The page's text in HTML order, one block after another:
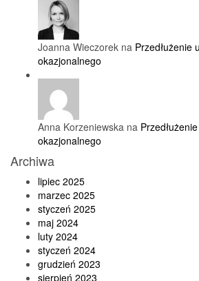
Joanna Wieczorek na Przedłużenie
okazjonalnego
Anna Korzeniewska na
okazjonalnego
Archiwa
lipiec 2025
marzec 2025
styczeń 2025
maj 2024
luty 2024
styczeń 2024
grudzień 2023
sierpień 2023